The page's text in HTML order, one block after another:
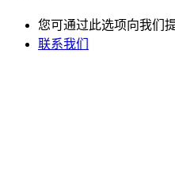
您可通过此选项向我们
联系我们